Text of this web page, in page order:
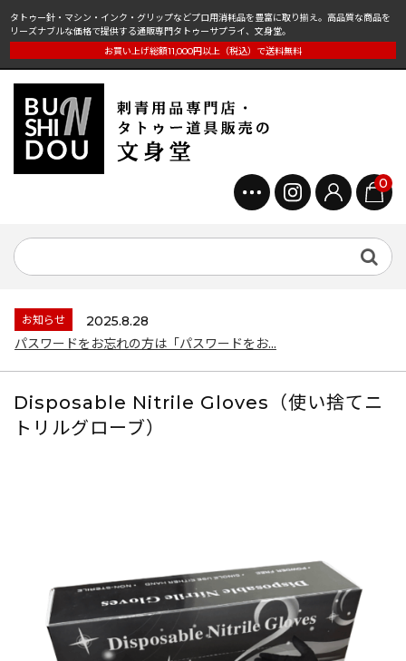
タトゥー針・マシン・インク・グリップなどプロ用消耗品を豊富に取り揃え。高品質な商品を
リーズナブルな価格で提供する通販専門タトゥーサプライ、文身堂。
お買い上げ総額11,000円以上（税込）で送料無料
0
お知らせ
2025.8.28
パスワードをお忘れの方は「パスワードをお...
Disposable Nitrile Gloves（使い捨てニ
トリルグローブ）